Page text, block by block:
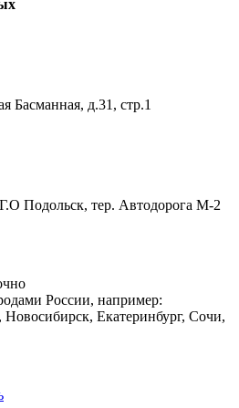
Басманная, д.31, стр.1
Подольск, тер. Автодорога М-2
России, например:
Екатеринбург, Сочи,